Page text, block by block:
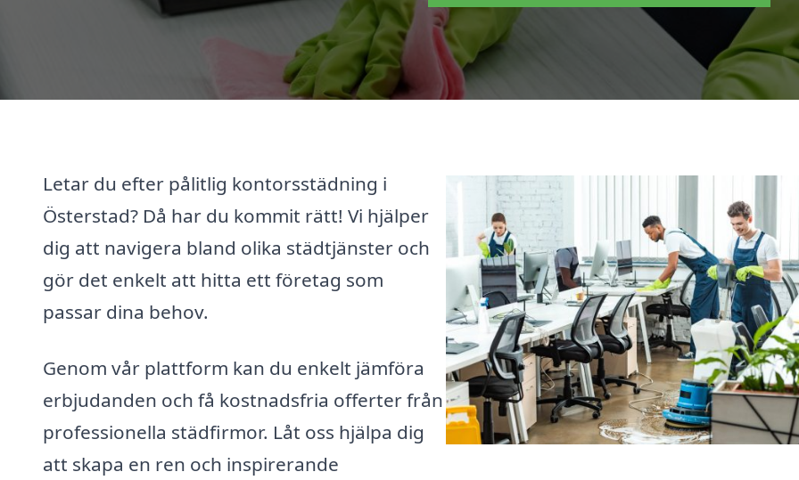
Letar du efter pålitlig kontorsstädning i
Österstad? Då har du kommit rätt! Vi hjälper
dig att navigera bland olika städtjänster och
gör det enkelt att hitta ett företag som
passar dina behov.
Genom vår plattform kan du enkelt jämföra
erbjudanden och få kostnadsfria offerter från
professionella städfirmor. Låt oss hjälpa dig
att skapa en ren och inspirerande